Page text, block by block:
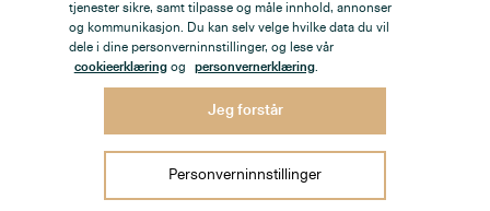
Markedstakt: Median omsetningstid er på 15 dager,
og markedet preges av stor aktivitet og vedvarende
tilflytting.
Last ned full nabolagsrapport for Lørenskog 2026
tjenester sikre, samt tilpasse og måle innhold, annonser
og kommunikasjon. Du kan selv velge hvilke data du vil
dele i dine personverninnstillinger, og lese vår
cookieerklæringog personvernerklæring.
Jeg forstår
Personverninnstillinger